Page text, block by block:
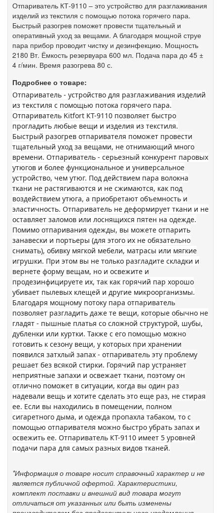
Отпариватель КТ-9110 – это устройство для разглаживания
изделий из текстиля с помощью потока горячего пара.
Быстрый разогрев поможет провести тщательный и
оперативный уход за вещами. А благодаря мощной струе
пара прибор проводит чистку и дезинфекцию. Мощность
2180 Вт. Ёмкость резервуара 600 мл. Подача пара до 45 ±
4 г/мин. Время разогрева 80 с.
Подробнее о товаре:
Отпариватель - устройство для разглаживания изделий
из текстиля с помощью потока горячего пара.
Отпариватель Kitfort КТ-9110 позволяет быстро
прогладить любые вещи и изделия из текстиля.
Быстрый разогрев отпаривателя поможет провести
тщательный уход за вещами, не отнимающий много
времени. Отпариватель - серьезный конкурент паровых
утюгов и более функциональное и универсальное
устройство, чем утюг. Под действием пара волокна
ткани не растягиваются и не сжимаются, как под
воздействием утюга, а приобретают объемность и
эластичность. Отпариватель не деформирует ткани и не
оставляет заломов или лоснящихся пятен на одежде.
Помимо отпаривания одежды, вы можете отпарить
занавески и портьеры (для этого их не обязательно
снимать), обивку мягкой мебели, матрасы или мягкие
игрушки. При этом вы не только разгладите складки и
вернете форму вещам, но и освежите и
продезинфицируете их, так как горячий пар хорошо
убивает пылевых клещей и другие микроорганизмы.
Благодаря мощному потоку пара отпариватель
позволяет разгладить даже те вещи, которые обычно не
гладят - пышные платья со сложной структурой, шубы,
дубленки или куртки. Также с его помощью можно
готовить к сезону вещи, у которых при хранении
появился затхлый запах - отпариватель эту проблему
решает без всякой стирки. Горячий пар устраняет
неприятные запахи и освежает ткани, поэтому он
отлично поможет в ситуации, когда вы один раз
надевали вещь и хотите сделать это еще раз, не стирая
ее. Если вы находились в помещении, полном
сигаретного дыма, и одежда пропахла табаком, то с
помощью отпаривателя можно быстро убрать запах и
освежить ее. Отпариватель КТ-9110 имеет 5 уровней
подачи пара для самых разных видов тканей.
*Информация о товаре носит справочный характер и не
является публичной офертой. Характеристики,
комплект поставки и внешний вид товара могут
отличаться от указанных или быть изменены